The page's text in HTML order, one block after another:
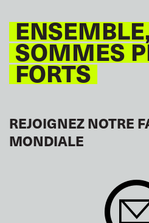
SOMMES
FORTS
REJOIGNEZ NOTRE
MONDIALE